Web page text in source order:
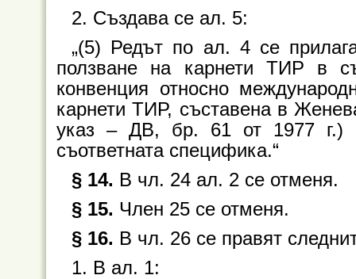
2. Създава се ал. 5:
„(5) Редът по ал. 4 се
ползване на карнети ТИР в
конвенция относно
карнети ТИР, съставена в
указ – ДВ, бр. 61 от 1977 г.)
съответната специфика.“
§ 14. В чл. 24 ал. 2 се отменя.
§ 15. Член 25 се отменя.
§ 16. В чл. 26 се правят
1. В ал. 1: